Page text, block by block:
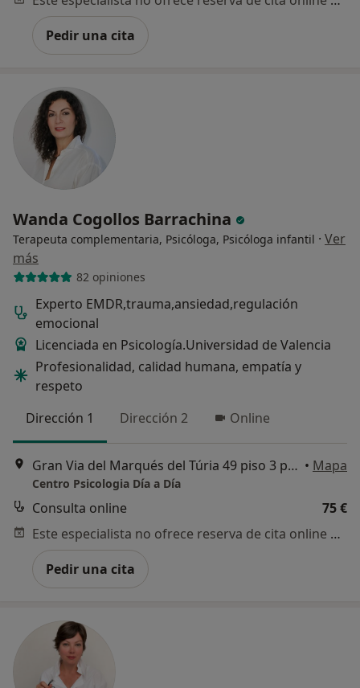
Pedir una cita
Wanda Cogollos Barrachina
Terapeuta complementaria, Psicóloga, Psicóloga infantil · Ver
más
82 opiniones
Experto EMDR,trauma,ansiedad,regulación
emocional
Licenciada en Psicología.Universidad de Valencia
Profesionalidad, calidad humana, empatía y
respeto
Dirección 1
Dirección 2 Online
Gran Via del Marqués del Túria 49 piso 3 puerta 10, Valencia • Mapa
Centro Psicologia Día a Día
Consulta online
75 €
Este especialista no ofrece reserva de cita online en esta dirección.
Pedir una cita